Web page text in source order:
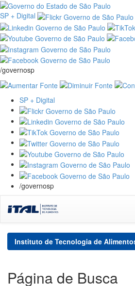
SP + Digital
/governosp
SP + Digital
/governosp
navigation
Instituto de Tecnologia de
Página de Busca